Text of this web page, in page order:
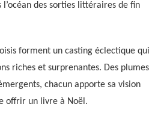
l’océan des sorties littéraires de fin
forment un casting éclectique qui
riches et surprenantes. Des plumes
chacun apporte sa vision
offrir un livre à Noël.